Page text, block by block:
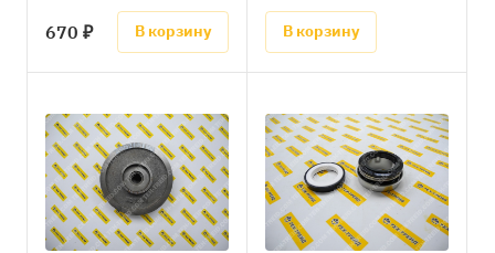
670 ₽ В корзину В корзину